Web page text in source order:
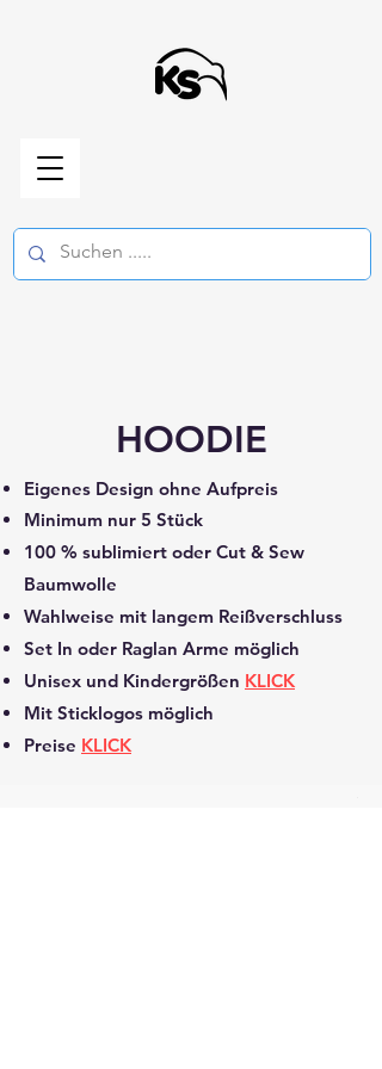
HOODIE
Eigenes Design ohne Aufpreis
Minimum nur 5 Stück
100 % sublimiert oder Cut & Sew
Baumwolle
Wahlweise mit langem Reißverschluss
Set In oder Raglan Arme möglich
Unisex und Kindergrößen KLICK
Mit Sticklogos möglich
Preise KLICK